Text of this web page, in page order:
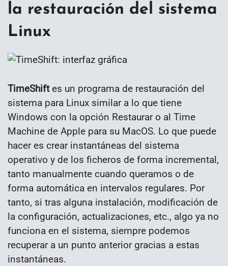
la restauración del sistema
Linux
TimeShiftes un programa de restauración del
sistema para Linux similar a lo que tiene
Windows con la opción Restaurar o al Time
Machine de Apple para su MacOS. Lo que puede
hacer es crear instantáneas del sistema
operativo y de los ficheros de forma incremental,
tanto manualmente cuando queramos o de
forma automática en intervalos regulares. Por
tanto, si tras alguna instalación, modificación de
la configuración, actualizaciones, etc., algo ya no
funciona en el sistema, siempre podemos
recuperar a un punto anterior gracias a estas
instantáneas.